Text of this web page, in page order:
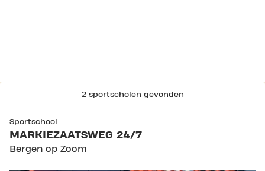
2 sportscholen gevonden
Sportschool
MARKIEZAATSWEG 24/7
Bergen op Zoom